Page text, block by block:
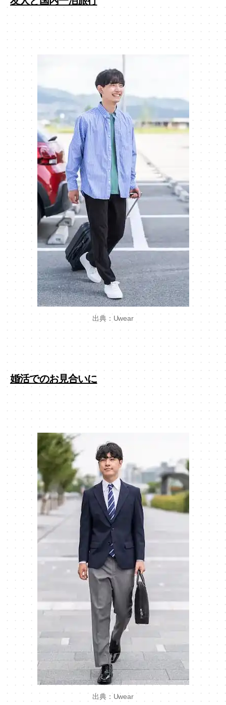
出典：Uwear
婚活でのお見合いに
出典：Uwear